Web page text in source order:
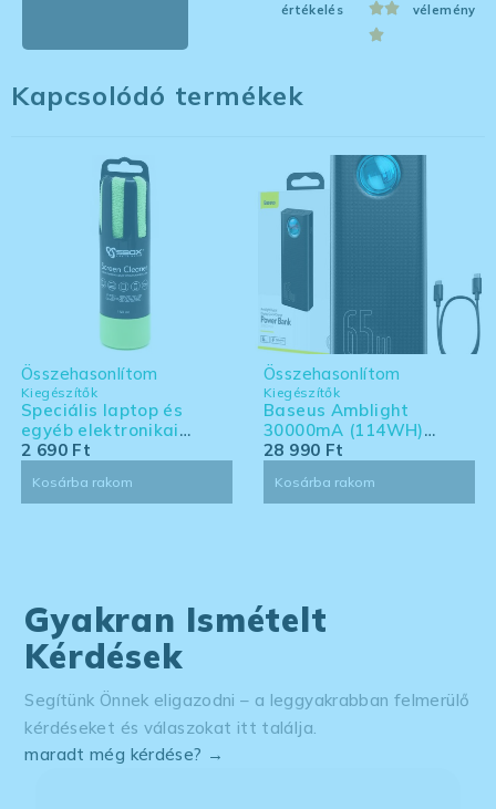
értékelés vélemény
Kapcsolódó termékek
Kiegészítők
Speciális laptop és
egyéb elektronikai
eszköz tisztító készlet -
Összehasonlítom
2 690 Ft
Kosárba rakom
Kiegészítők
Baseus Amblight
30000mA (114WH)
powerbank - Laptoppal
Összehasonlítom
28 990 Ft
Kosárba rakom
Gyakran Ismételt
Kérdések
Segítünk Önnek eligazodni – a leggyakrabban felmerülő
kérdéseket és válaszokat itt találja.
maradt még kérdése? →